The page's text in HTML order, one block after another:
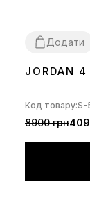
Додати
36373839
JORDAN
Код товару:S-
8900 грн